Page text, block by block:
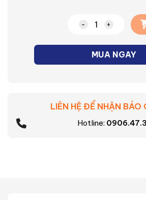
Bộ 2 công tắc C
MUA NGAY
LIÊN HỆ ĐỂ NHẬN BÁO
Hotline: